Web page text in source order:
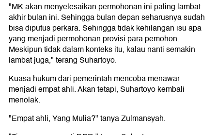
"MK akan menyelesaikan permohonan ini paling lambat
akhir bulan ini. Sehingga bulan depan seharusnya sudah
bisa diputus perkara. Sehingga tidak kehilangan isu apa
yang menjadi permohonan provisi para pemohon.
Meskipun tidak dalam konteks itu, kalau nanti semakin
lambat juga," terang Suhartoyo.
Kuasa hukum dari pemerintah mencoba menawar
menjadi empat ahli. Akan tetapi, Suhartoyo kembali
menolak.
"Empat ahli, Yang Mulia?" tanya Zulmansyah.